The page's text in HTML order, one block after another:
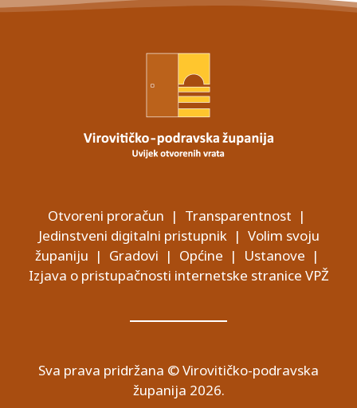
Otvoreni proračun | Transparentnost |
Jedinstveni digitalni pristupnik | Volim svoju
županiju | Gradovi | Općine | Ustanove |
Izjava o pristupačnosti internetske stranice VPŽ
Sva prava pridržana © Virovitičko-podravska
županija 2026.